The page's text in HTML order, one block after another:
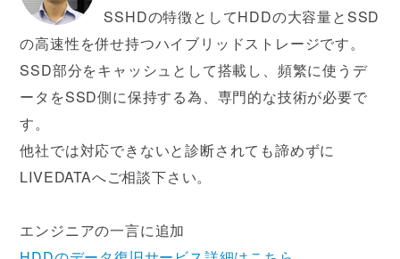
SSHDの特徴としてHDDの大容量とSSD
の高速性を併せ持つハイブリッドストレージです。
SSD部分をキャッシュとして搭載し、頻繁に使うデ
ータをSSD側に保持する為、専門的な技術が必要で
す。
他社では対応できないと診断されても諦めずに
LIVEDATAへご相談下さい。
エンジニアの一言に追加